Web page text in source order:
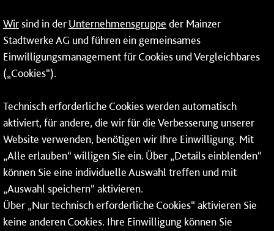
24-Stunden-Telefon*
06131 – 12 77 77
Fax: 06131 – 12 66 66
* Montags bis freitags bis 7 und ab 18 Uhr sowie an
Wochenenden und Feiertagen ganztags werden Ihre
Anrufe je nach Themenauswahl an ein Callcenter des
RMV oder von nextbike weitergeleitet. Dort erhalten Sie
ausschließlich Auskünfte zum Fahrplan bzw. zu
meinRad.
Wirsind in derUnternehmensgruppe der Mainzer
Stadtwerke AG und führen ein gemeinsames
Einwilligungsmanagement für Cookies und Vergleichbares
(„Cookies“).
Technisch erforderliche Cookies werden automatisch
aktiviert, für andere, die wir für die Verbesserung unserer
Website verwenden, benötigen wir Ihre Einwilligung. Mit
„Alle erlauben“ willigen Sie ein. Über „Details einblenden“
können Sie eine individuelle Auswahl treffen und mit
„Auswahl speichern“ aktivieren.
Über „Nur technisch erforderliche Cookies“ aktivieren Sie
keine anderen Cookies. Ihre Einwilligung können Sie